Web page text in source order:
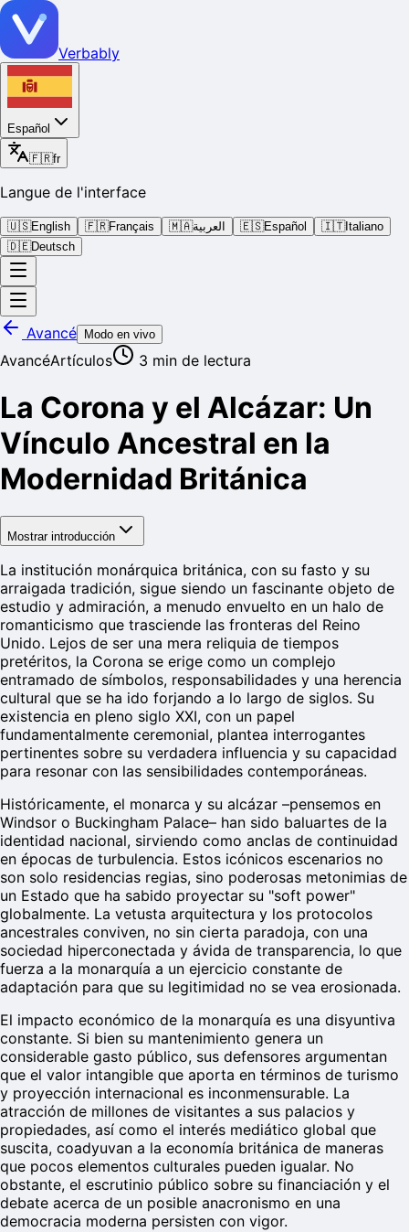
Verbably
Español
🇫🇷fr
Langue de l'interface
🇺🇸English 🇫🇷Français 🇲🇦العربية 🇪🇸Español 🇮🇹Italiano
🇩🇪Deutsch
Avancé Modo en vivo
AvancéArtículos 3 min de lectura
La Corona y el Alcázar: Un
Vínculo Ancestral en la
Modernidad Británica
Mostrar introducción
La institución monárquica británica, con su fasto y su
arraigada tradición, sigue siendo un fascinante objeto de
estudio y admiración, a menudo envuelto en un halo de
romanticismo que trasciende las fronteras del Reino
Unido. Lejos de ser una mera reliquia de tiempos
pretéritos, la Corona se erige como un complejo
entramado de símbolos, responsabilidades y una herencia
cultural que se ha ido forjando a lo largo de siglos. Su
existencia en pleno siglo XXI, con un papel
fundamentalmente ceremonial, plantea interrogantes
pertinentes sobre su verdadera influencia y su capacidad
para resonar con las sensibilidades contemporáneas.
Históricamente, el monarca y su alcázar –pensemos en
Windsor o Buckingham Palace– han sido baluartes de la
identidad nacional, sirviendo como anclas de continuidad
en épocas de turbulencia. Estos icónicos escenarios no
son solo residencias regias, sino poderosas metonimias de
un Estado que ha sabido proyectar su "soft power"
globalmente. La vetusta arquitectura y los protocolos
ancestrales conviven, no sin cierta paradoja, con una
sociedad hiperconectada y ávida de transparencia, lo que
fuerza a la monarquía a un ejercicio constante de
adaptación para que su legitimidad no se vea erosionada.
El impacto económico de la monarquía es una disyuntiva
constante. Si bien su mantenimiento genera un
considerable gasto público, sus defensores argumentan
que el valor intangible que aporta en términos de turismo
y proyección internacional es inconmensurable. La
atracción de millones de visitantes a sus palacios y
propiedades, así como el interés mediático global que
suscita, coadyuvan a la economía británica de maneras
que pocos elementos culturales pueden igualar. No
obstante, el escrutinio público sobre su financiación y el
debate acerca de un posible anacronismo en una
democracia moderna persisten con vigor.